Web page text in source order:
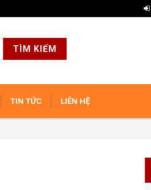
TÌM KIẾM
TIN TỨC LIÊN HỆ